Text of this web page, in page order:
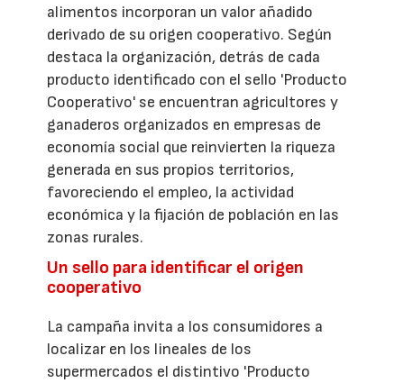
alimentos incorporan un valor añadido
derivado de su origen cooperativo. Según
destaca la organización, detrás de cada
producto identificado con el sello 'Producto
Cooperativo' se encuentran agricultores y
ganaderos organizados en empresas de
economía social que reinvierten la riqueza
generada en sus propios territorios,
favoreciendo el empleo, la actividad
económica y la fijación de población en las
zonas rurales.
Un sello para identificar el origen
cooperativo
La campaña invita a los consumidores a
localizar en los lineales de los
supermercados el distintivo 'Producto